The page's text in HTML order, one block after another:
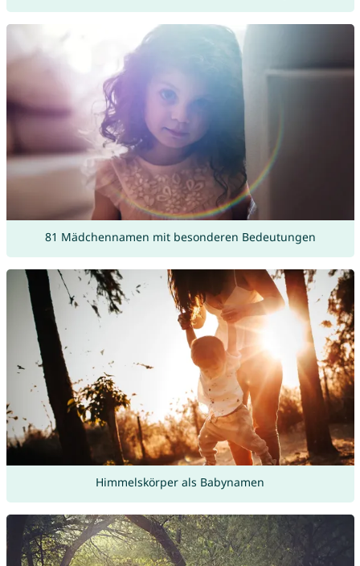
81 Mädchennamen mit besonderen Bedeutungen
Himmelskörper als Babynamen